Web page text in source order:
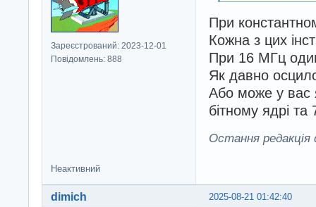
Зареєстрований: 2023-12-01
Повідомлень: 888
При
Кожна з цих
При 16 МГц
Як давно
Або може у вас
бітному ядрі
Остання редакція
Неактивний
2025-08-21 01:42:40
dimich